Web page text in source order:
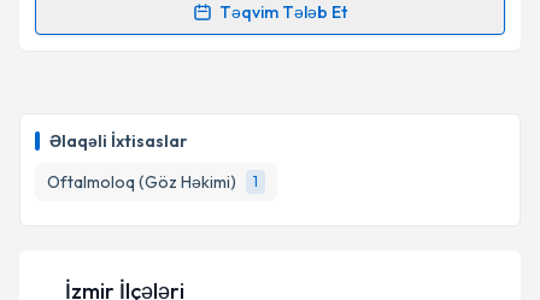
Əlaqəli İxtisaslar
Oftalmoloq (Göz Həkimi)
1
Təqvim Tələb Et
Randevu Təqvimi Tələbi
randevu təqvimi tələbi yaradın. Bu mütəxəssisdən
randevu ala biləcəyiniz təqvim hazır olduqda e-poçt
ilə məlumatlandırılacaqsınız.
E-poçt Ünvanınız
İzmir İlçələri